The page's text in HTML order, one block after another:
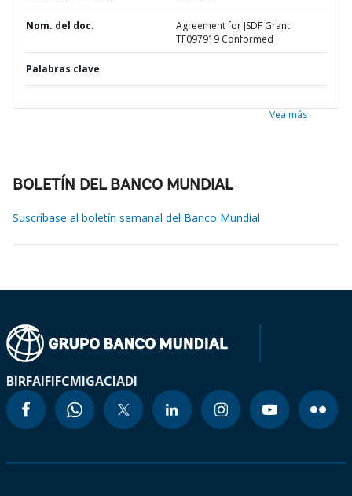
Nom. del doc.
Agreement for JSDF Grant
TF097919 Conformed
Palabras clave
Vea más
BOLETÍN DEL BANCO MUNDIAL
Suscríbase al boletín semanal del Banco Mundial
BIRFAIFIFCMIGACIADI